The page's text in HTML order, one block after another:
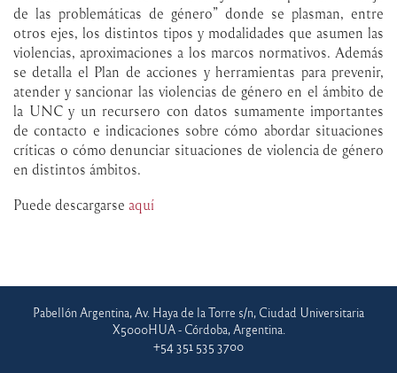
de las problemáticas de género” donde se plasman, entre
otros ejes, los distintos tipos y modalidades que asumen las
violencias, aproximaciones a los marcos normativos. Además
se detalla el Plan de acciones y herramientas para prevenir,
atender y sancionar las violencias de género en el ámbito de
la UNC y un recursero con datos sumamente importantes
de contacto e indicaciones sobre cómo abordar situaciones
críticas o cómo denunciar situaciones de violencia de género
en distintos ámbitos.
Puede descargarse aquí
Pabellón Argentina, Av. Haya de la Torre s/n, Ciudad Universitaria
X5000HUA - Córdoba, Argentina.
+54 351 535 3700